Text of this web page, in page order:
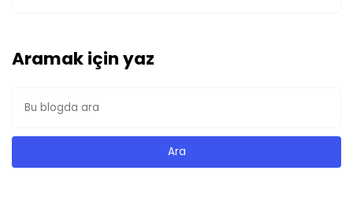
Aramak için yaz